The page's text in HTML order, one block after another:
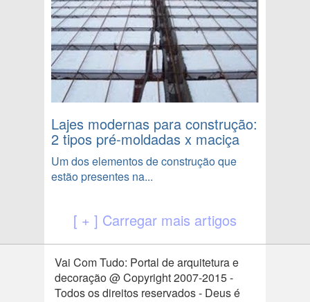
Lajes modernas para construção:
2 tipos pré-moldadas x maciça
Um dos elementos de construção que
estão presentes na...
[ + ] Carregar mais artigos
Vai Com Tudo: Portal de arquitetura e
decoração @ Copyright 2007-2015 -
Todos os direitos reservados - Deus é